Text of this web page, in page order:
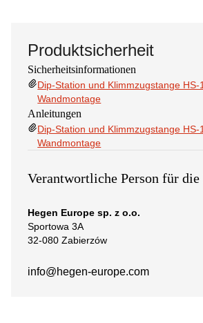
Produktsicherheit
Sicherheitsinformationen
Dip-Station und Klimmzugstange HS-
Wandmontage
Anleitungen
Dip-Station und Klimmzugstange HS-
Wandmontage
Verantwortliche Person für die
Hegen Europe sp. z o.o.
Sportowa 3A
32-080 Zabierzów
info@hegen-europe.com